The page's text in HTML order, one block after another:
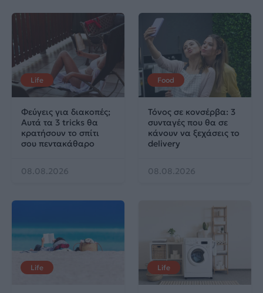
Life
Φεύγεις για διακοπές;
Αυτά τα 3 tricks θα
κρατήσουν το σπίτι
σου πεντακάθαρο
08.08.2026
Food
Τόνος σε κονσέρβα: 3
συνταγές που θα σε
κάνουν να ξεχάσεις το
delivery
08.08.2026
Life Life